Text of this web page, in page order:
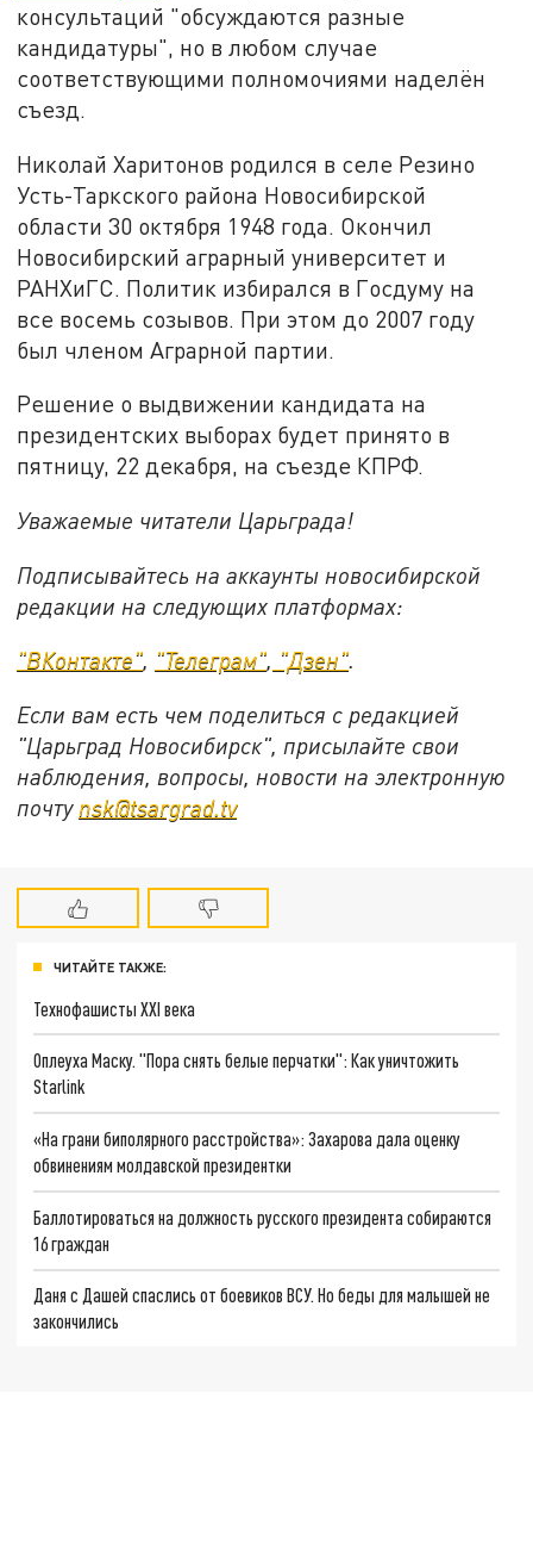
консультаций "обсуждаются разные
кандидатуры", но в любом случае
соответствующими полномочиями наделён
съезд.
Николай Харитонов родился в селе Резино
Усть-Таркского района Новосибирской
области 30 октября 1948 года. Окончил
Новосибирский аграрный университет и
РАНХиГС. Политик избирался в Госдуму на
все восемь созывов. При этом до 2007 году
был членом Аграрной партии.
Решение о выдвижении кандидата на
президентских выборах будет принято в
пятницу, 22 декабря, на съезде КПРФ.
Уважаемые читатели Царьграда!
Подписывайтесь на аккаунты новосибирской
редакции на следующих платформах:
"ВКонтакте", "Телеграм", "Дзен".
Если вам есть чем поделиться с редакцией
"Царьград Новосибирск", присылайте свои
наблюдения, вопросы, новости на электронную
почту nsk@tsargrad.tv
ЧИТАЙТЕ ТАКЖЕ:
Технофашисты XXI века
Оплеуха Маску. "Пора снять белые перчатки": Как уничтожить
Starlink
«На грани биполярного расстройства»: Захарова дала оценку
обвинениям молдавской президентки
Баллотироваться на должность русского президента собираются
16 граждан
Даня с Дашей спаслись от боевиков ВСУ. Но беды для малышей не
закончились